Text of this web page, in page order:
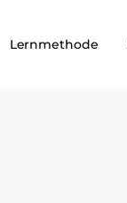
Lernmethode